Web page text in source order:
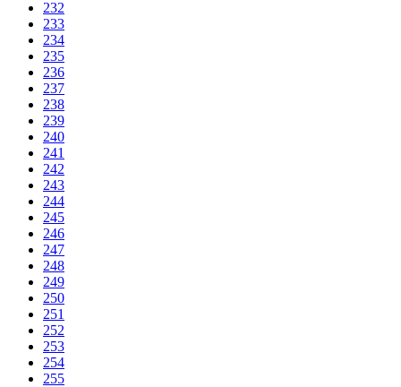
232
233
234
235
236
237
238
239
240
241
242
243
244
245
246
247
248
249
250
251
252
253
254
255